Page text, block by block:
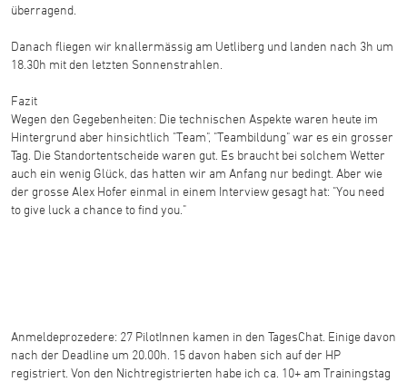
überragend.
Danach fliegen wir knallermässig am Uetliberg und landen nach 3h um
18.30h mit den letzten Sonnenstrahlen.
Fazit
Wegen den Gegebenheiten: Die technischen Aspekte waren heute im
Hintergrund aber hinsichtlich "Team", "Teambildung" war es ein grosser
Tag. Die Standortentscheide waren gut. Es braucht bei solchem Wetter
auch ein wenig Glück, das hatten wir am Anfang nur bedingt. Aber wie
der grosse Alex Hofer einmal in einem Interview gesagt hat: "You need
to give luck a chance to find you."
Anmeldeprozedere: 27 PilotInnen kamen in den TagesChat. Einige davon
nach der Deadline um 20.00h. 15 davon haben sich auf der HP
registriert. Von den Nichtregistrierten habe ich ca. 10+ am Trainingstag